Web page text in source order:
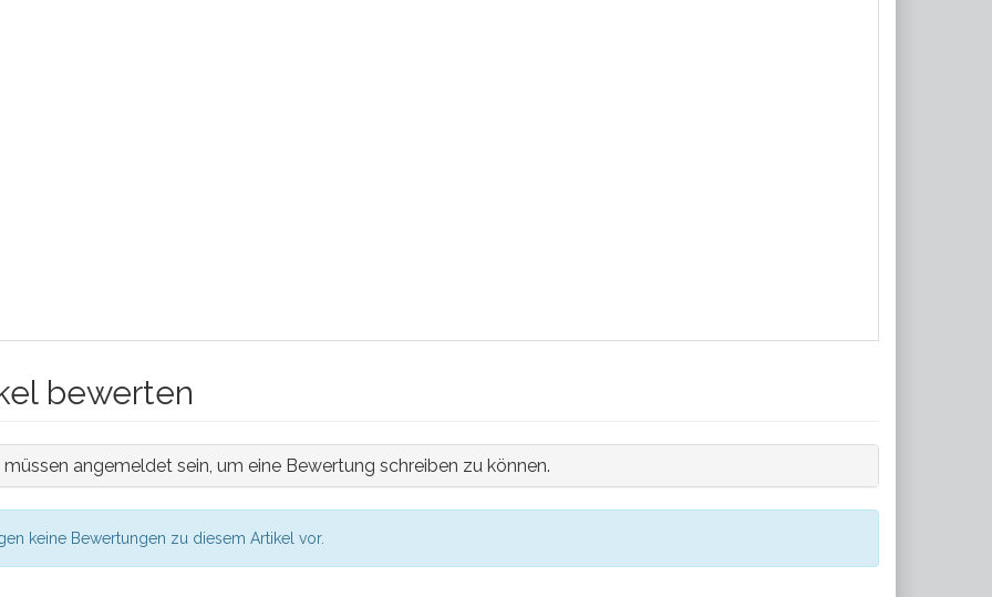
bewerten
müssen angemeldet sein, um eine Bewertung schreiben zu können.
keine Bewertungen zu diesem Artikel vor.